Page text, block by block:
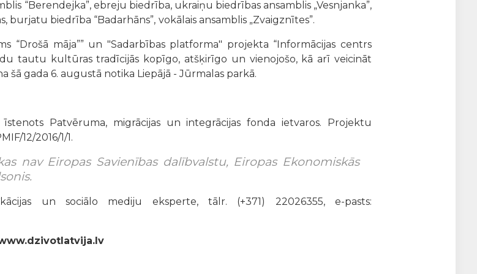
“Berendejka”, ebreju biedrība, ukraiņu biedrības ansamblis „Vesnjanka”,
burjatu biedrība “Badarhāns”, vokālais ansamblis „Zvaigznītes”.
“Drošā māja”” un "Sadarbības platforma" projekta “Informācijas centrs
tautu kultūras tradīcijās kopīgo, atšķirīgo un vienojošo, kā arī veicināt
gada 6. augustā notika Liepājā - Jūrmalas parkā.
Patvēruma, migrācijas un integrācijas fonda ietvaros. Projektu
12/2016/1/1.
nav Eiropas Savienības dalībvalstu, Eiropas Ekonomiskās
un sociālo mediju eksperte, tālr. (+371) 22026355, e-pasts: